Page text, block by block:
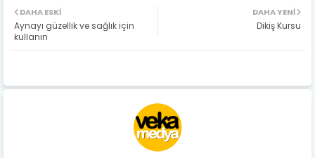
DAHA YENI
Dikiş Kursu
DAHA ESKI
Aynayı güzellik ve sağlık için
kullanın